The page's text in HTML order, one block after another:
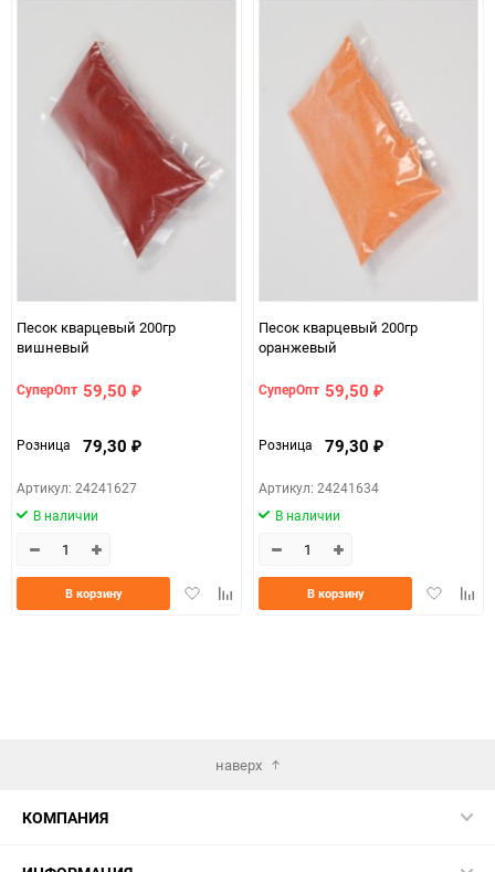
Единица измерения
Песок кварцевый 200гр
вишневый
СуперОпт 59,50 ₽
Розница 79,30 ₽
Артикул: 24241627
В наличии
ДобавитьДобавить
В корзину
Песок кварцевый 200гр
оранжевый
СуперОпт 59,50 ₽
Розница 79,30 ₽
Артикул: 24241634
В наличии
Добавить
В корзину
наверх
КОМПАНИЯ